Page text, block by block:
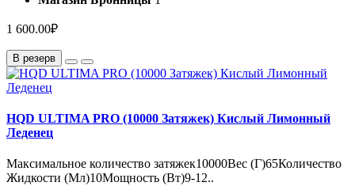
1 600.00₽
В резерв
HQD ULTIMA PRO (10000 Затяжек) Кислый Лимонный
Леденец
Максимальное количество затяжек10000Вес (Г)65Количество
Жидкости (Мл)10Мощность (Вт)9-12..